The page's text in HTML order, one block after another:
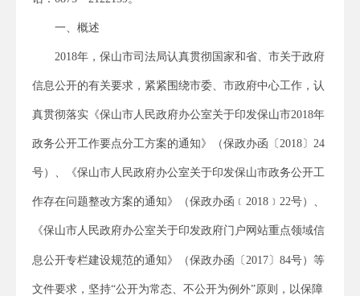
一、概述
2018年，保山市司法局认真贯彻国家和省、市关于政府
信息公开的有关要求，紧紧围绕市委、市政府中心工作，认
真贯彻落实《保山市人民政府办公室关于印发保山市2018年
政务公开工作要点分工方案的通知》（保政办函〔2018〕24
号）、《保山市人民政府办公室关于印发保山市政务公开工
作存在问题整改方案的通知》（保政办函﹝2018﹞22号）、
《保山市人民政府办公室关于印发政府门户网站重点领域信
息公开专栏建设规范的通知》（保政办函〔 2017〕 84号）等
文件要求，坚持“公开为常态、不公开为例外”原则，以保障